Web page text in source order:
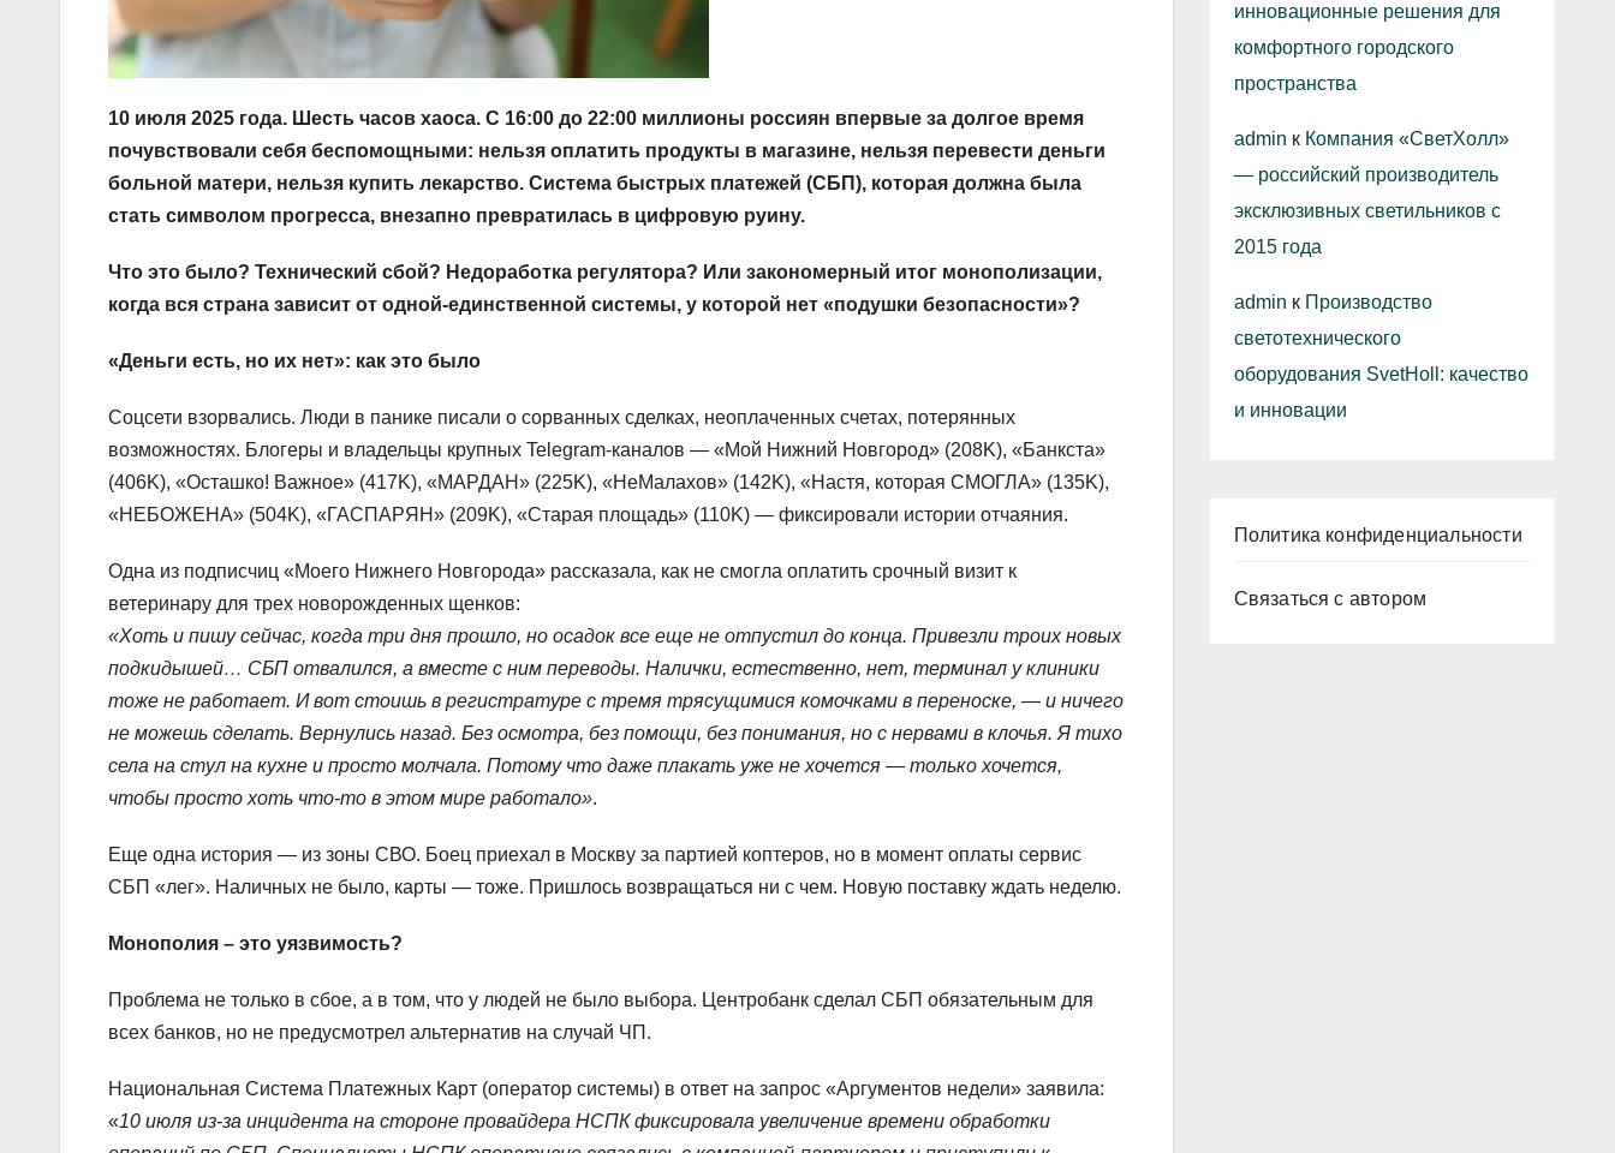
10 июля 2025 года. Шесть часов хаоса. С 16:00 до 22:00 миллионы россиян впервые за долгое время
почувствовали себя беспомощными: нельзя оплатить продукты в магазине, нельзя перевести деньги
больной матери, нельзя купить лекарство. Система быстрых платежей (СБП), которая должна была
стать символом прогресса, внезапно превратилась в цифровую руину.
Что это было? Технический сбой? Недоработка регулятора? Или закономерный итог монополизации,
когда вся страна зависит от одной-единственной системы, у которой нет «подушки безопасности»?
«Деньги есть, но их нет»: как это было
Соцсети взорвались. Люди в панике писали о сорванных сделках, неоплаченных счетах, потерянных
возможностях. Блогеры и владельцы крупных Telegram-каналов — «Мой Нижний Новгород» (208K), «Банкста»
(406K), «Осташко! Важное» (417K), «МАРДАН» (225K), «НеМалахов» (142K), «Настя, которая СМОГЛА» (135K),
«НЕБОЖЕНА» (504K), «ГАСПАРЯН» (209K), «Старая площадь» (110K) — фиксировали истории отчаяния.
Одна из подписчиц «Моего Нижнего Новгорода» рассказала, как не смогла оплатить срочный визит к
ветеринару для трех новорожденных щенков:
«Хоть и пишу сейчас, когда три дня прошло, но осадок все еще не отпустил до конца. Привезли троих новых
подкидышей… СБП отвалился, а вместе с ним переводы. Налички, естественно, нет, терминал у клиники
тоже не работает. И вот стоишь в регистратуре с тремя трясущимися комочками в переноске, — и ничего
не можешь сделать. Вернулись назад. Без осмотра, без помощи, без понимания, но с нервами в клочья. Я тихо
села на стул на кухне и просто молчала. Потому что даже плакать уже не хочется — только хочется,
чтобы просто хоть что-то в этом мире работало».
Еще одна история — из зоны СВО. Боец приехал в Москву за партией коптеров, но в момент оплаты сервис
СБП «лег». Наличных не было, карты — тоже. Пришлось возвращаться ни с чем. Новую поставку ждать неделю.
Монополия – это уязвимость?
Проблема не только в сбое, а в том, что у людей не было выбора. Центробанк сделал СБП обязательным для
всех банков, но не предусмотрел альтернатив на случай ЧП.
Национальная Система Платежных Карт (оператор системы) в ответ на запрос «Аргументов недели» заявила:
«10 июля из-за инцидента на стороне провайдера НСПК фиксировала увеличение времени обработки
инновационные решения для
комфортного городского
пространства
admin к Компания «СветХолл»
— российский производитель
эксклюзивных светильников с
2015 года
admin к Производство
светотехнического
оборудования SvetHoll: качество
и инновации
Политика конфиденциальности
Связаться с автором